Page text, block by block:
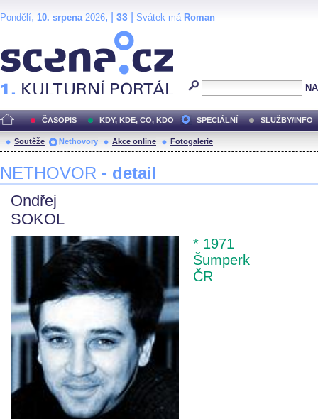
Pondělí, 10. srpena2026, | 33 Svátek má Roman
ČASOPIS KDY, KDE, CO, KDO SPECIÁLNÍ SLUŽBY/INFO
Soutěže Nethovory Akce online Fotogalerie
NETHOVOR - detail
Ondřej
SOKOL
* 1971
Šumperk
ČR